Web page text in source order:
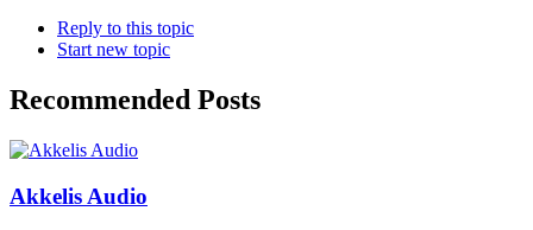
Reply to this topic
Start new topic
Recommended Posts
Akkelis Audio